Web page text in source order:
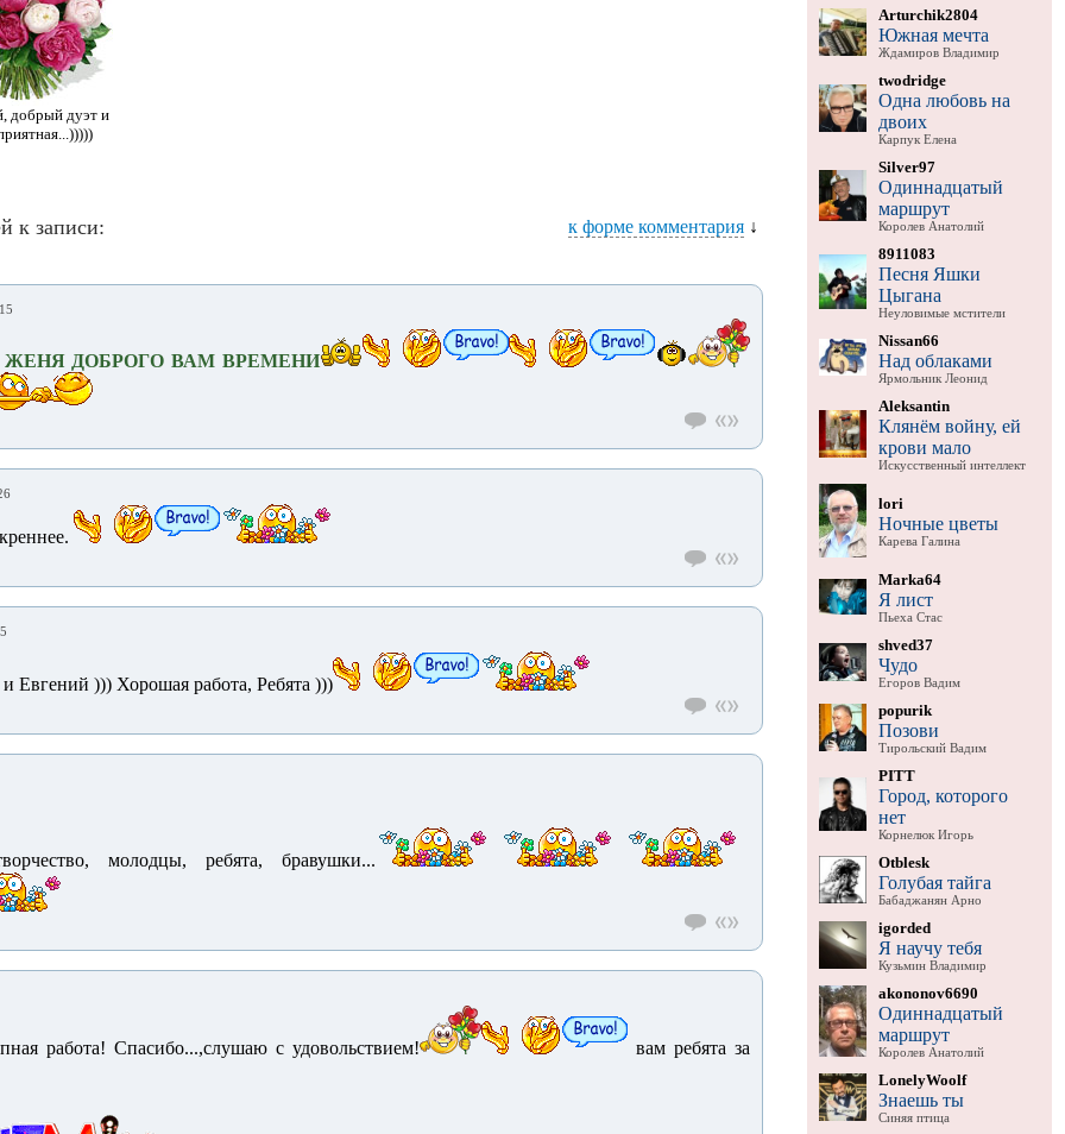
добрый дуэт и
к записи: к форме комментария ↓
ДОБРОГО ВАМ ВРЕМЕНИ
Евгений ))) Хорошая работа, Ребята )))
молодцы, ребята, бравушки...
работа! Спасибо...,слушаю с удовольствием! вам ребята за
Arturchik2804
Южная мечта
Ждамиров Владимир
twodridge
Одна любовь на
двоих
Карпук Елена
Silver97
Одиннадцатый
маршрут
Королев Анатолий
8911083
Песня Яшки
Цыгана
Неуловимые мстители
Nissan66
Над облаками
Ярмольник Леонид
Aleksantin
Клянём войну, ей
крови мало
Искусственный интеллект
lori
Ночные цветы
Карева Галина
Marka64
Я лист
Пьеха Стас
shved37
Чудо
Егоров Вадим
popurik
Позови
Тирольский Вадим
PITT
Город, которого
нет
Корнелюк Игорь
Otblesk
Голубая тайга
Бабаджанян Арно
igorded
Я научу тебя
Кузьмин Владимир
akononov6690
Одиннадцатый
маршрут
Королев Анатолий
LonelyWoolf
Знаешь ты
Синяя птица